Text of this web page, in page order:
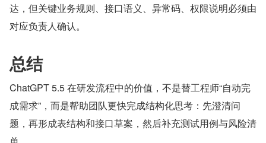
达，但关键业务规则、接口语义、异常码、权限说明必须由
对应负责人确认。
总结
ChatGPT 5.5 在研发流程中的价值，不是替工程师“自动完
成需求”，而是帮助团队更快完成结构化思考：先澄清问
题，再形成表结构和接口草案，然后补充测试用例与风险清